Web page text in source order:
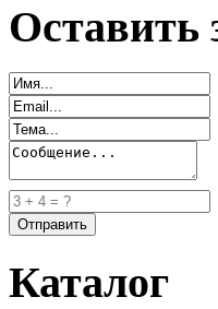
Оставить
Каталог